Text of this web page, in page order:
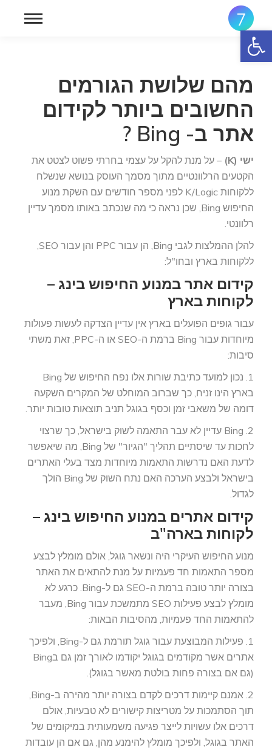
פתח סרגל נגישות
מהם שלושת הגורמים
החשובים ביותר לקידום
אתר ב- Bing ?
ישי (K)
– על מנת להקל על עצמי בחרתי פשוט לצטט את
הקטעים הרלוונטיים מתוך מסמך העוסק בנושא שנשלח
ללקוחות K/Logic לפני מספר חודשים עם השקת מנוע
החיפוש Bing, שכן נראה כי מה שנכתב באותו מסמך עדיין
רלוונטי.
להלן ההמלצות לגבי Bing, הן עבור PPC והן עבור SEO,
ללקוחות בארץ ובחו"ל:
קידום אתר במנוע החיפוש בינג –
לקוחות בארץ
עבור גופים הפועלים בארץ אין עדיין הצדקה לעשות פעולות
מיוחדות עבור Bing ברמת ה-SEO או ה-PPC, זאת משתי
סיבות:
1. נכון למועד כתיבת שורות אלו נפח החיפוש של Bing
בארץ הינו זניח, כך שברוב המוחלט של המקרים השקעה
דומה של משאבי זמן וכסף בגוגל תניב תוצאות טובות יותר.
2. Bing עדיין לא עבר התאמה לשוק בישראל, כך שרצוי
לחכות עד שיסתיים תהליך "הגיור" של Bing, מה שיאפשר
לדעת האם נדרשות התאמות מיוחדות מצד בעלי האתרים
בישראל ולבצע הערכה האם נתח השוק של Bing הולך
לגדול.
קידום אתרים במנוע החיפוש בינג –
לקוחות בארה"ב
מנוע החיפוש העיקרי היה ונשאר גוגל, אולם מומלץ לבצע
מספר התאמות חד פעמיות על מנת להתאים את האתר
בצורה יותר טובה ברמת ה-SEO גם ל-Bing. כרגע לא
מומלץ לבצע פעילות SEO מתמשכת עבור Bing, מעבר
להתאמות החד פעמיות, מהסיבות הבאות:
1. פעילות המבוצעת עבור גוגל תורמת גם ל-Bing, ולפיכך
אתרים אשר מקודמים בגוגל יקודמו לאורך זמן גם בBing
(גם אם בצורה פחות בולטת מאשר בגוגל).
2. אמנם קיימות דרכים לקדם בצורה יותר מהירה ב-Bing,
תוך הסתמכות על מטריצות קישורים לא טבעיות, אולם
דרכים אלו עשויות לייצר פגיעה משמעותית במיקומים של
האתר בגוגל, ולפיכך מומלץ להימנע מהן, גם אם הן עובדות